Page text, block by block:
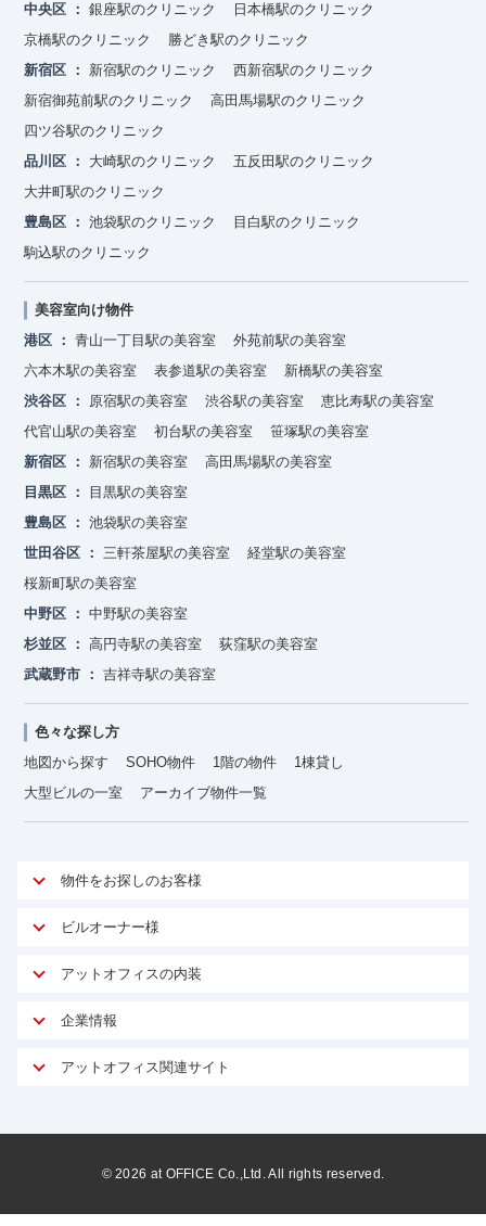
中央区
銀座駅のクリニック
日本橋駅のクリニック
京橋駅のクリニック
勝どき駅のクリニック
新宿区
新宿駅のクリニック
西新宿駅のクリニック
新宿御苑前駅のクリニック
高田馬場駅のクリニック
四ツ谷駅のクリニック
品川区
大崎駅のクリニック
五反田駅のクリニック
大井町駅のクリニック
豊島区
池袋駅のクリニック
目白駅のクリニック
駒込駅のクリニック
美容室向け物件
港区
青山一丁目駅の美容室
外苑前駅の美容室
六本木駅の美容室
表参道駅の美容室
新橋駅の美容室
渋谷区
原宿駅の美容室 渋谷駅の美容室
恵比寿駅の美容室
代官山駅の美容室
初台駅の美容室
笹塚駅の美容室
新宿区
新宿駅の美容室
高田馬場駅の美容室
目黒区
目黒駅の美容室
豊島区
池袋駅の美容室
世田谷区
三軒茶屋駅の美容室
経堂駅の美容室
桜新町駅の美容室
中野区
中野駅の美容室
杉並区
高円寺駅の美容室
荻窪駅の美容室
武蔵野市
吉祥寺駅の美容室
色々な探し方
地図から探す
SOHO物件 1階の物件
1棟貸し
大型ビルの一室
アーカイブ物件一覧
物件をお探しのお客様
アットオフィスが選ばれる理由
ご契約者様インタビュー
オフィスお役立ちコラム
ビルオーナー様
オーナー様向けサービス
マイソク作成
物件情報から成約賃料を予測
リノベーション
サブリース
アットオフィスの内装
サービス内容
内装に関するよくある質問
企業情報
アットオフィス関連サイト
アットレジデンス
ビルアド
©2026 at OFFICE Co.,Ltd. All rights reserved.